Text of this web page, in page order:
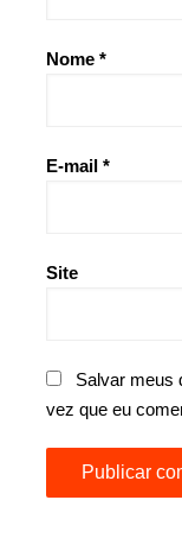
Nome *
E-mail *
Site
Salvar meus
vez que eu